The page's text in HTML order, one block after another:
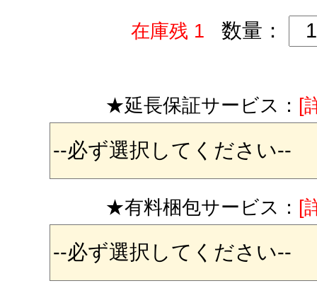
在庫残 1 数量：
★延長保証サービス： [
★有料梱包サービス： [